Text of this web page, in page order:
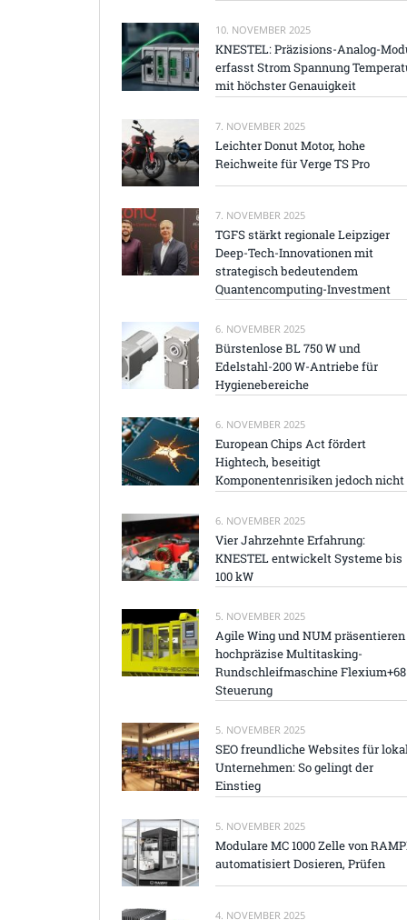
10. NOVEMBER 2025
KNESTEL: Präzisions-Analog-
erfasst Strom Spannung
mit höchster Genauigkeit
7. NOVEMBER 2025
Leichter Donut Motor, hohe
Reichweite für Verge TS Pro
7. NOVEMBER 2025
TGFS stärkt regionale Leipziger
Deep-Tech-Innovationen mit
strategisch bedeutendem
Quantencomputing-Investment
6. NOVEMBER 2025
Bürstenlose BL 750 W und
Edelstahl-200 W-Antriebe für
Hygienebereiche
6. NOVEMBER 2025
European Chips Act fördert
Hightech, beseitigt
Komponentenrisiken jedoch nicht
6. NOVEMBER 2025
Vier Jahrzehnte Erfahrung:
KNESTEL entwickelt Systeme bis
100 kW
5. NOVEMBER 2025
Agile Wing und NUM präsentieren
hochpräzise Multitasking-
Rundschleifmaschine Flexium+68
Steuerung
5. NOVEMBER 2025
SEO freundliche Websites für
Unternehmen: So gelingt der
Einstieg
5. NOVEMBER 2025
Modulare MC 1000 Zelle von
automatisiert Dosieren, Prüfen
4. NOVEMBER 2025